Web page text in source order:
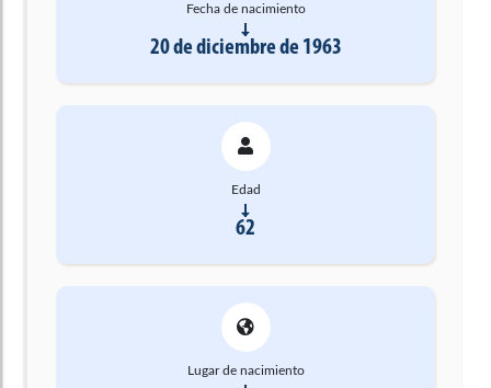
Fecha de nacimiento
20 de diciembre de 1963
Edad
62
Lugar de nacimiento